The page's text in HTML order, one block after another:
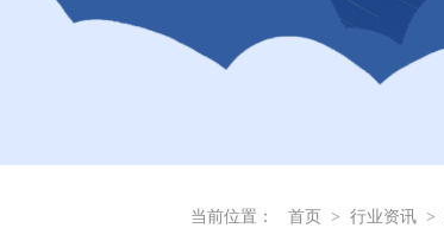
当前位置： 首页 > 行业资讯 >